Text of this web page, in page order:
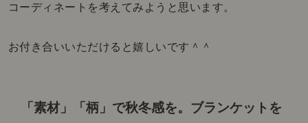
コーディネートを考えてみようと思います。
お付き合いいただけると嬉しいです＾＾
「素材」「柄」で秋冬感を。 ブランケットを